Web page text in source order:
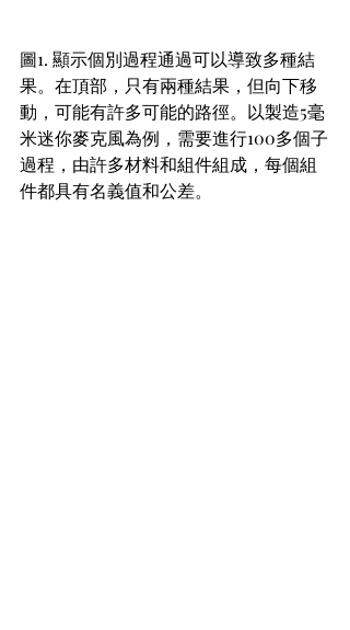
圖1. 顯示個別過程通過可以導致多種結
果。在頂部，只有兩種結果，但向下移
動，可能有許多可能的路徑。以製造5毫
米迷你麥克風為例，需要進行100多個子
過程，由許多材料和組件組成，每個組
件都具有名義值和公差。